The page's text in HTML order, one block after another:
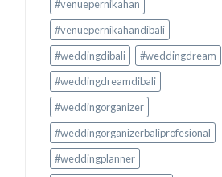
#venuepernikahan
#venuepernikahandibali
#weddingdibali
#weddingdream
#weddingdreamdibali
#weddingorganizer
#weddingorganizerbaliprofesional
#weddingplanner